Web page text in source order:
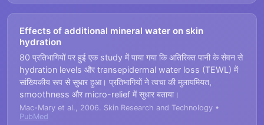
Effects of additional mineral water on skin
hydration
80 प्रतिभागियों पर हुई एक study में पाया गया कि अतिरिक्त पानी के सेवन से
hydration levels और transepidermal water loss (TEWL) में
सांख्यिकीय रूप से सुधार हुआ। प्रतिभागियों ने त्वचा की मुलायमियत,
smoothness और micro-relief में सुधार बताया।
Mac-Mary et al., 2006. Skin Research and Technology •
PubMed